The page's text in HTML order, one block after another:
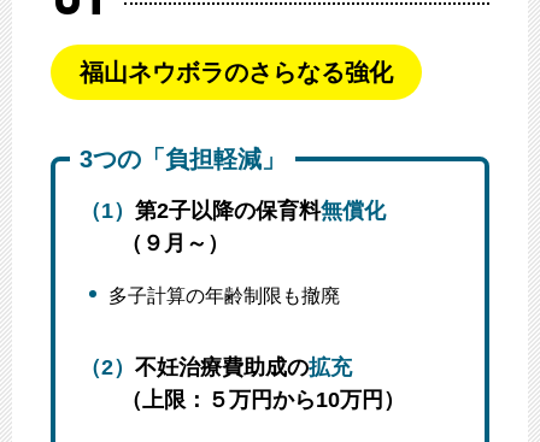
福山ネウボラのさらなる強化
3つの「負担軽減」
（1） 第2子以降の保育料無償化
（９月～）
多子計算の年齢制限も撤廃
（2） 不妊治療費助成の拡充
（上限：５万円から10万円）